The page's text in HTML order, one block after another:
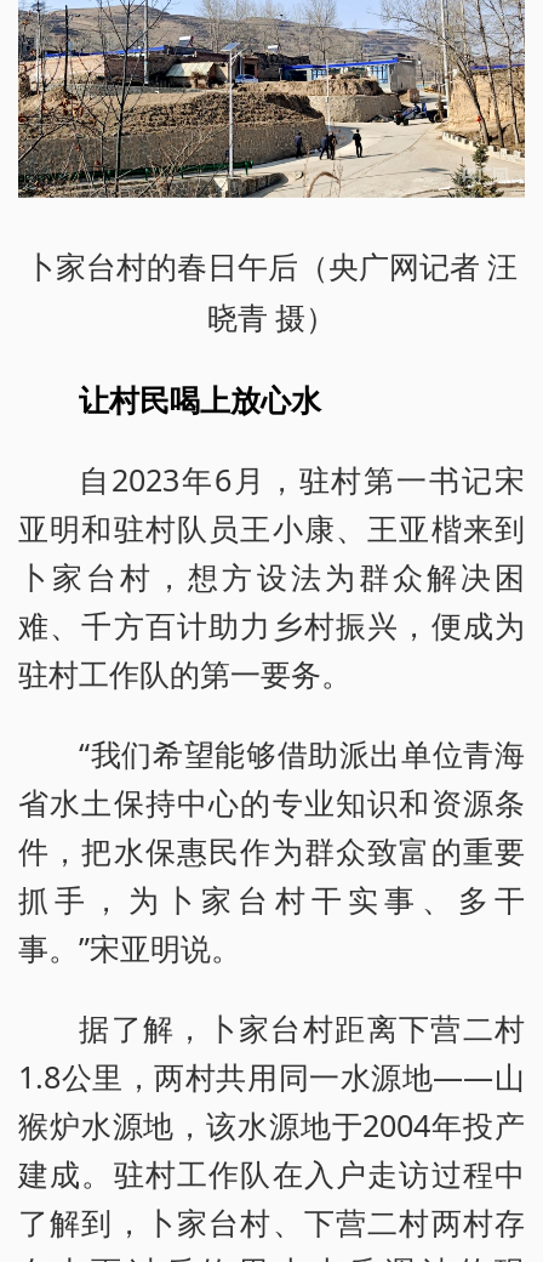
卜家台村的春日午后（央广网记者 汪
晓青 摄）
让村民喝上放心水
自2023年6月，驻村第一书记宋
亚明和驻村队员王小康、王亚楷来到
卜家台村，想方设法为群众解决困
难、千方百计助力乡村振兴，便成为
驻村工作队的第一要务。
“我们希望能够借助派出单位青海
省水土保持中心的专业知识和资源条
件，把水保惠民作为群众致富的重要
抓手，为卜家台村干实事、多干
事。”宋亚明说。
据了解，卜家台村距离下营二村
1.8公里，两村共用同一水源地——山
猴炉水源地，该水源地于2004年投产
建成。驻村工作队在入户走访过程中
了解到，卜家台村、下营二村两村存